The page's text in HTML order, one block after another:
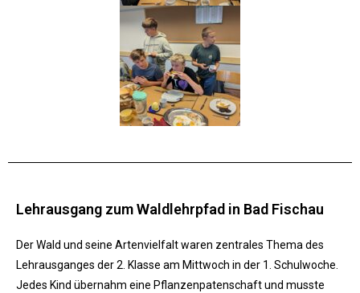
Lehrausgang zum Waldlehrpfad in Bad Fischau
Der Wald und seine Artenvielfalt waren zentrales Thema des
Lehrausganges der 2. Klasse am Mittwoch in der 1. Schulwoche.
Jedes Kind übernahm eine Pflanzenpatenschaft und musste